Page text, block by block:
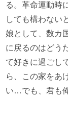
る。革命運動時
しても構わない
娘として、数カ
に戻るのはどう
て好きに過ごし
ら、この家をあ
い…でも、君も